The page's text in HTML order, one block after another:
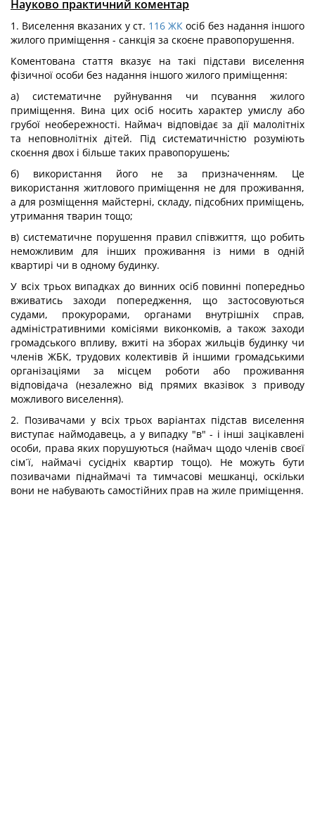
Науково практичний коментар
1. Виселення вказаних у ст. 116ЖК осіб без надання іншого
жилого приміщення - санкція за скоєне правопорушення.
Коментована стаття вказує на такі підстави виселення
фізичної особи без надання іншого жилого приміщення:
а) систематичне руйнування чи псування жилого
приміщення. Вина цих осіб носить характер умислу або
грубої необережності. Наймач відповідає за дії малолітніх
та неповнолітніх дітей. Під систематичністю розуміють
скоєння двох і більше таких правопорушень;
б) використання його не за призначенням. Це
використання житлового приміщення не для проживання,
а для розміщення майстерні, складу, підсобних приміщень,
утримання тварин тощо;
в) систематичне порушення правил співжиття, що робить
неможливим для інших проживання із ними в одній
квартирі чи в одному будинку.
У всіх трьох випадках до винних осіб повинні попередньо
вживатись заходи попередження, що застосовуються
судами, прокурорами, органами внутрішніх справ,
адміністративними комісіями виконкомів, а також заходи
громадського впливу, вжиті на зборах жильців будинку чи
членів ЖБК, трудових колективів й іншими громадськими
організаціями за місцем роботи або проживання
відповідача (незалежно від прямих вказівок з приводу
можливого виселення).
2. Позивачами у всіх трьох варіантах підстав виселення
виступає наймодавець, а у випадку "в" - і інші зацікавлені
особи, права яких порушуються (наймач щодо членів своєї
сім´ї, наймачі сусідніх квартир тощо). Не можуть бути
позивачами піднаймачі та тимчасові мешканці, оскільки
вони не набувають самостійних прав на жиле приміщення.